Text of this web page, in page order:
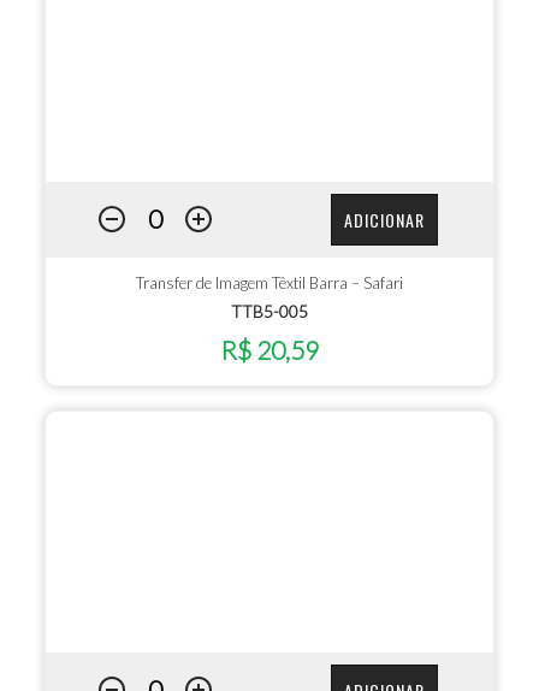
ADICIONAR
Transfer de Imagem Têxtil Barra – Safari
TTB5-005
R$ 20,59